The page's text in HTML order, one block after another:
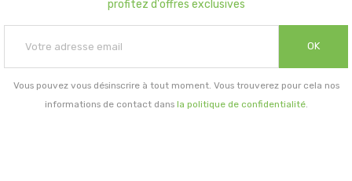
profitez d'offres exclusives
OK
Vous pouvez vous désinscrire à tout moment. Vous trouverez pour cela nos
informations de contact dans la politique de confidentialité.